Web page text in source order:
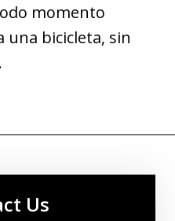
momento
una bicicleta, sin
Us